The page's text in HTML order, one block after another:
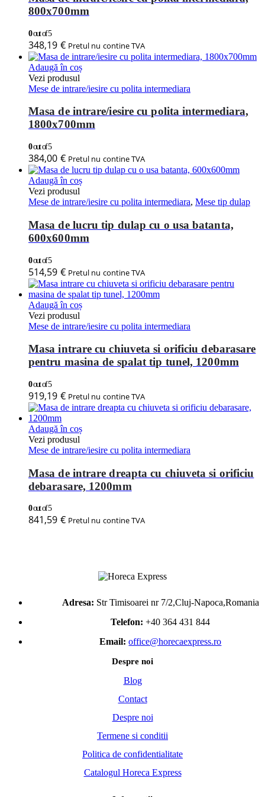
800x700mm
0out of 5
348,19 € Pretul nu contine TVA
Adaugă în coș
Vezi produsul
Mese de intrare/iesire cu polita intermediara
Masa de intrare/iesire cu polita intermediara,
1800x700mm
0out of 5
384,00 € Pretul nu contine TVA
Adaugă în coș
Vezi produsul
Mese de intrare/iesire cu polita intermediara, Mese tip dulap
Masa de lucru tip dulap cu o usa batanta,
600x600mm
0out of 5
514,59 € Pretul nu contine TVA
Adaugă în coș
Vezi produsul
Mese de intrare/iesire cu polita intermediara
Masa intrare cu chiuveta si orificiu debarasare
pentru masina de spalat tip tunel, 1200mm
0out of 5
919,19 € Pretul nu contine TVA
Adaugă în coș
Vezi produsul
Mese de intrare/iesire cu polita intermediara
Masa de intrare dreapta cu chiuveta si orificiu
debarasare, 1200mm
0out of 5
841,59 € Pretul nu contine TVA
Adresa: Str Timisoarei nr 7/2,Cluj-Napoca,Romania
Telefon: +40 364 431 844
Email: office@horecaexpress.ro
Despre noi
Blog
Contact
Despre noi
Termene si conditii
Politica de confidentialitate
Catalogul Horeca Express